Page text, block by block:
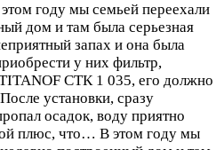
году мы семьей переехали
дом и там была серьезная
запах и она была
у них фильтр,
TITANOF СТК 1 035, его должно
установки, сразу
осадок, воду приятно
плюс, что… В этом году мы